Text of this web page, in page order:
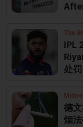
The
IPL
处罚
德
烟